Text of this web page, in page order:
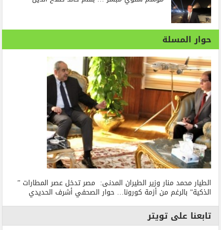
حوار المسلة
الطيار محمد منار وزير الطيران المدنى: مصر تدخل عصر المطارات ”
الذكية” بالرغم من أزمة كورونا… حوار الصحفي أشرف الحديدي
تابعنا على تويتر